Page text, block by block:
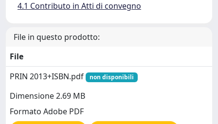
4.1 Contributo in Atti di convegno
File in questo prodotto:
File
PRIN 2013+ISBN.pdf
non disponibili
Dimensione 2.69 MB
Formato Adobe PDF